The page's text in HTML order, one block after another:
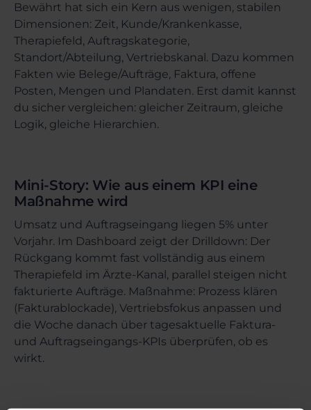
Bewährt hat sich ein Kern aus wenigen, stabilen
Dimensionen: Zeit, Kunde/Krankenkasse,
Therapiefeld, Auftragskategorie,
Standort/Abteilung, Vertriebskanal. Dazu kommen
Fakten wie Belege/Aufträge, Faktura, offene
Posten, Mengen und Plandaten. Erst damit kannst
du sicher vergleichen: gleicher Zeitraum, gleiche
Logik, gleiche Hierarchien.
Mini-Story: Wie aus einem KPI eine
Maßnahme wird
Umsatz und Auftragseingang liegen 5% unter
Vorjahr. Im Dashboard zeigt der Drilldown: Der
Rückgang kommt fast vollständig aus einem
Therapiefeld im Ärzte-Kanal, parallel steigen nicht
fakturierte Aufträge. Maßnahme: Prozess klären
(Fakturablockade), Vertriebsfokus anpassen und
die Woche danach über tagesaktuelle Faktura-
und Auftragseingangs-KPIs überprüfen, ob es
wirkt.